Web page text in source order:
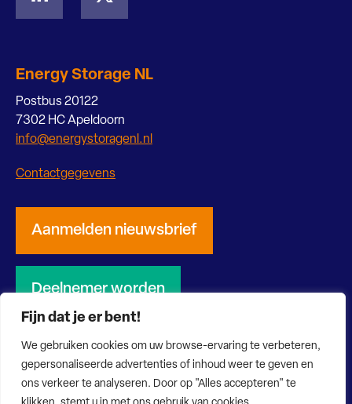
Fijn dat je er bent!
We gebruiken cookies om uw browse-ervaring te verbeteren,
gepersonaliseerde advertenties of inhoud weer te geven en
ons verkeer te analyseren. Door op "Alles accepteren" te
Energy Storage NL
Postbus 20122
7302 HC Apeldoorn
info@energystoragenl.nl
Contactgegevens
Aanmelden nieuwsbrief
Deelnemer worden
© 2026 Energy Storage NL Privacy verklaring